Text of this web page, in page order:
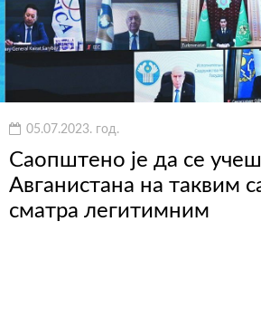
05.07.2023. год.
Саопштено је да се
Авганистана на таквим
сматра легитимним